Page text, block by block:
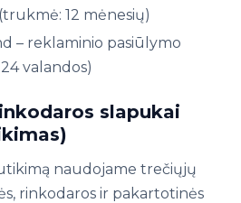
12 mėnesių)
– reklaminio pasiūlymo
valandos)
slapukai
naudojame trečiųjų
rinkodaros ir pakartotinės